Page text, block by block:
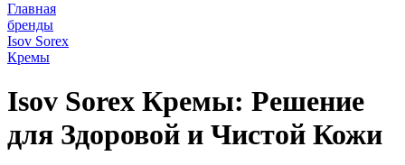
Главная
бренды
Isov Sorex
Кремы
Isov Sorex Кремы: Решение
для Здоровой и Чистой Кожи